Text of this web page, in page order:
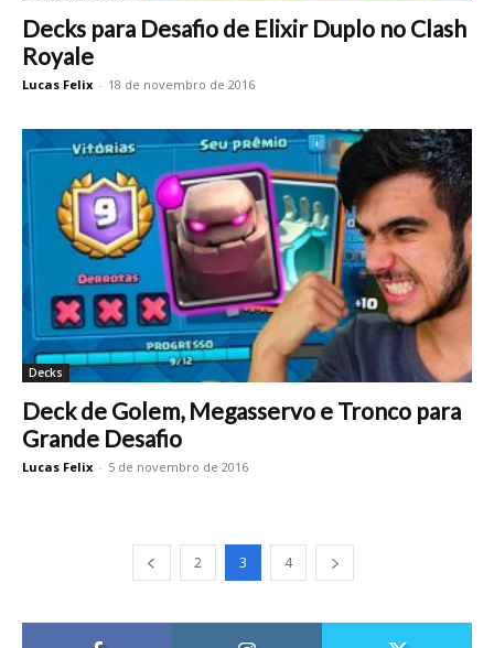
Decks para Desafio de Elixir Duplo no Clash
Royale
Lucas Felix - 18 de novembro de 2016
Decks
Deck de Golem, Megasservo e Tronco para
Grande Desafio
Lucas Felix - 5 de novembro de 2016
2 3 4